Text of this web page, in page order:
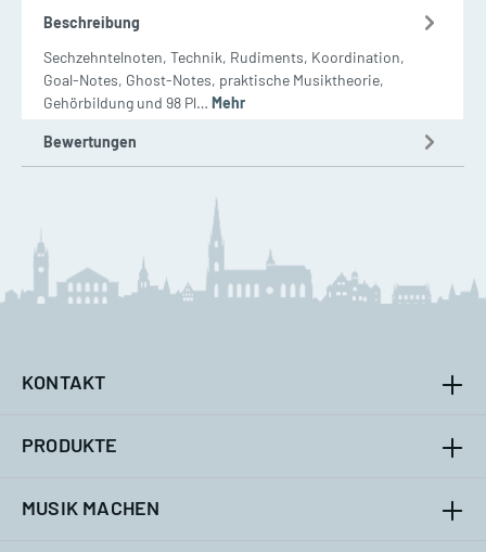
Beschreibung
Sechzehntelnoten, Technik, Rudiments, Koordination,
Goal-Notes, Ghost-Notes, praktische Musiktheorie,
Gehörbildung und 98 Pl… Mehr
Bewertungen
KONTAKT
PRODUKTE
MUSIK MACHEN